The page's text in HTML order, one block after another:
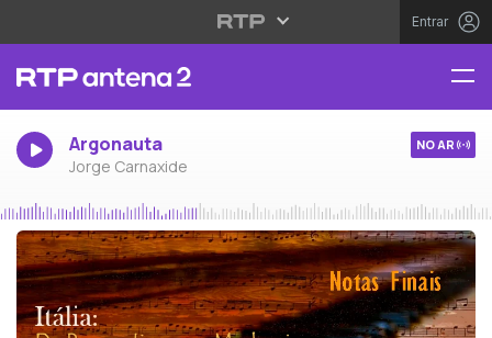
Entrar
Argonauta
Jorge Carnaxide
NO AR